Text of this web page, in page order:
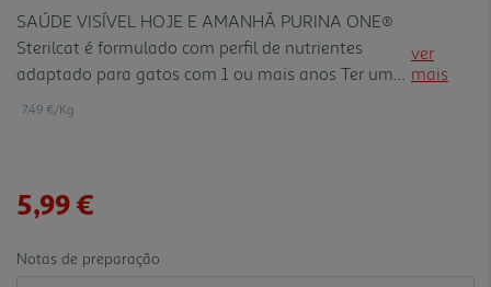
Link
para
a
mesma
página.
SAÚDE VISÍVEL HOJE E AMANHÃ PURINA ONE®
Sterilcat é formulado com perfil de nutrientes
adaptado para gatos com 1 ou mais anos Ter um
microbioma intestinal equilibrado é essencial para
que vivem no intestino e que são únicos para cada
importante para ter um efeito positivo na saúde
ver
mais
7.49 €/Kg
5,99 €
Notas de preparação